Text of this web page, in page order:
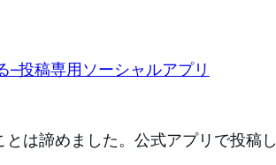
–投稿専用ソーシャルアプリ
は諦めました。公式アプリで投稿し